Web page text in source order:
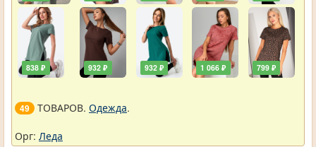
838 ₽ 932 ₽ 932 ₽ 1 066 ₽ 799 ₽
49 ТОВАРОВ. Одежда.
Орг: Леда